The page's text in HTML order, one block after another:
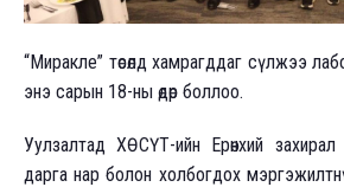
“Миракле” төсөлд хамрагддаг сүлжээ
энэ сарын 18-ны өдөр боллоо.
Уулзалтад ХӨСҮТ-ийн Ерөнхий
дарга нар болон холбогдох